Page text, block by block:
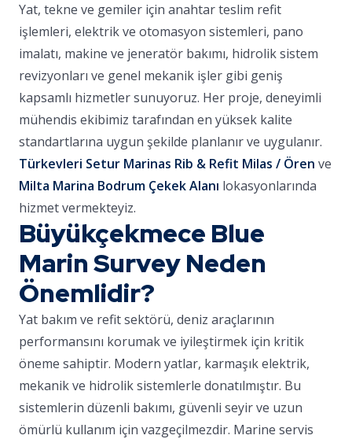
Yat, tekne ve gemiler için anahtar teslim refit
işlemleri, elektrik ve otomasyon sistemleri, pano
imalatı, makine ve jeneratör bakımı, hidrolik sistem
revizyonları ve genel mekanik işler gibi geniş
kapsamlı hizmetler sunuyoruz. Her proje, deneyimli
mühendis ekibimiz tarafından en yüksek kalite
standartlarına uygun şekilde planlanır ve uygulanır.
Türkevleri Setur Marinas Rib & Refit Milas / Ören ve
Milta Marina Bodrum Çekek Alanı lokasyonlarında
hizmet vermekteyiz.
Büyükçekmece Blue
Marin Survey Neden
Önemlidir?
Yat bakım ve refit sektörü, deniz araçlarının
performansını korumak ve iyileştirmek için kritik
öneme sahiptir. Modern yatlar, karmaşık elektrik,
mekanik ve hidrolik sistemlerle donatılmıştır. Bu
sistemlerin düzenli bakımı, güvenli seyir ve uzun
ömürlü kullanım için vazgeçilmezdir. Marine servis